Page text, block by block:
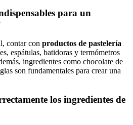
para un
contar con productos de pastelería
espátulas, batidoras y termómetros
ingredientes como chocolate de
son fundamentales para crear una
los ingredientes de